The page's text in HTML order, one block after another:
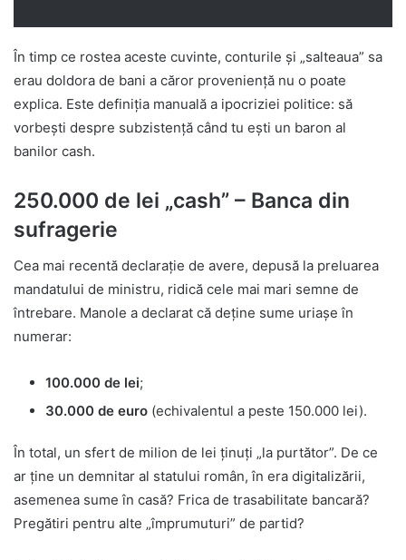
În timp ce rostea aceste cuvinte, conturile și „salteaua” sa
erau doldora de bani a căror proveniență nu o poate
explica. Este definiția manuală a ipocriziei politice: să
vorbești despre subzistență când tu ești un baron al
banilor cash.
250.000 de lei „cash” – Banca din
sufragerie
Cea mai recentă declarație de avere, depusă la preluarea
mandatului de ministru, ridică cele mai mari semne de
întrebare. Manole a declarat că deține sume uriașe în
numerar:
100.000 de lei;
30.000 de euro (echivalentul a peste 150.000 lei).
În total, un sfert de milion de lei ținuți „la purtător”. De ce
ar ține un demnitar al statului român, în era digitalizării,
asemenea sume în casă? Frica de trasabilitate bancară?
Pregătiri pentru alte „împrumuturi” de partid?